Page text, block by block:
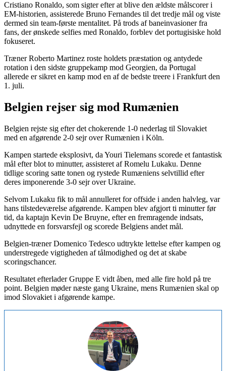
Cristiano Ronaldo, som sigter efter at blive den ældste målscorer i
EM-historien, assisterede Bruno Fernandes til det tredje mål og viste
dermed sin team-første mentalitet. På trods af baneinvasioner fra
fans, der ønskede selfies med Ronaldo, forblev det portugisiske hold
fokuseret.
Træner Roberto Martinez roste holdets præstation og antydede
rotation i den sidste gruppekamp mod Georgien, da Portugal
allerede er sikret en kamp mod en af de bedste treere i Frankfurt den
1. juli.
Belgien rejser sig mod Rumænien
Belgien rejste sig efter det chokerende 1-0 nederlag til Slovakiet
med en afgørende 2-0 sejr over Rumænien i Köln.
Kampen startede eksplosivt, da Youri Tielemans scorede et fantastisk
mål efter blot to minutter, assisteret af Romelu Lukaku. Denne
tidlige scoring satte tonen og rystede Rumæniens selvtillid efter
deres imponerende 3-0 sejr over Ukraine.
Selvom Lukaku fik to mål annulleret for offside i anden halvleg, var
hans tilstedeværelse afgørende. Kampen blev afgjort ti minutter før
tid, da kaptajn Kevin De Bruyne, efter en fremragende indsats,
udnyttede en forsvarsfejl og scorede Belgiens andet mål.
Belgien-træner Domenico Tedesco udtrykte lettelse efter kampen og
understregede vigtigheden af tålmodighed og det at skabe
scoringschancer.
Resultatet efterlader Gruppe E vidt åben, med alle fire hold på tre
point. Belgien møder næste gang Ukraine, mens Rumænien skal op
imod Slovakiet i afgørende kampe.